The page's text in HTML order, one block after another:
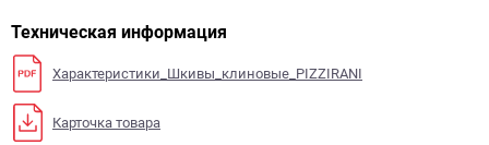
Техническая информация
Характеристики_Шкивы_клиновые_PIZZIRANI
Карточка товара